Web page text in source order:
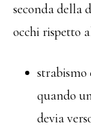
seconda della
occhi rispetto
strabismo
quando
devia